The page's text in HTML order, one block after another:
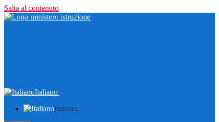
Salta al contenuto
Italiano
Italiano